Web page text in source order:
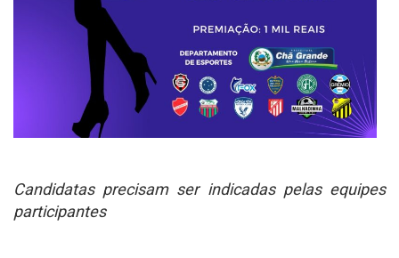
Candidatas precisam ser indicadas pelas equipes
participantes